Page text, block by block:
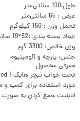
طول:190 سانتی‌متر
عرض : 65 سانتی‌متر
تحمل وزن : 150 کیلوگرم
ابعاد بسته بندی :52*19 سانتی متر
وزن خالص: 3300 گرم
جنس: پارچه و آلومینیوم
معرفی محصول
تخت خواب نیچر هایک | xjc12 outdoor folding bed
مورد استفاده برای کمپ و
قابلیت جمع کردن به صورت